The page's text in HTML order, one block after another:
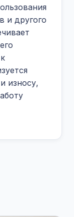
и другого
износу,